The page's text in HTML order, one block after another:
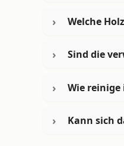
Welche
Sind die
Wie
Kann sich